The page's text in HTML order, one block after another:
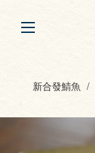
新合發鯖魚